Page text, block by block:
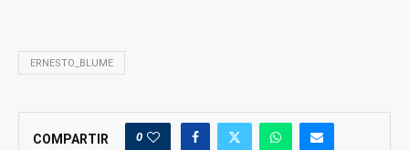
ERNESTO_BLUME
COMPARTIR 0